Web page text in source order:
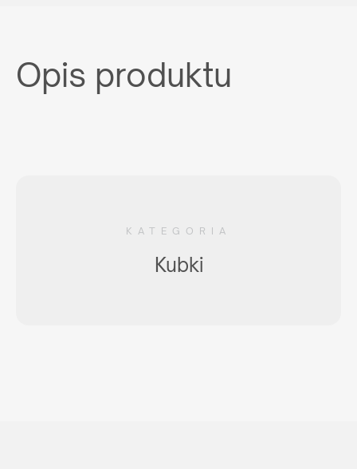
Opis produktu
KATEGORIA
Kubki